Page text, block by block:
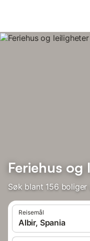
Feriehus
Søk blant 156 boliger
Reisemål
Albir, Spania